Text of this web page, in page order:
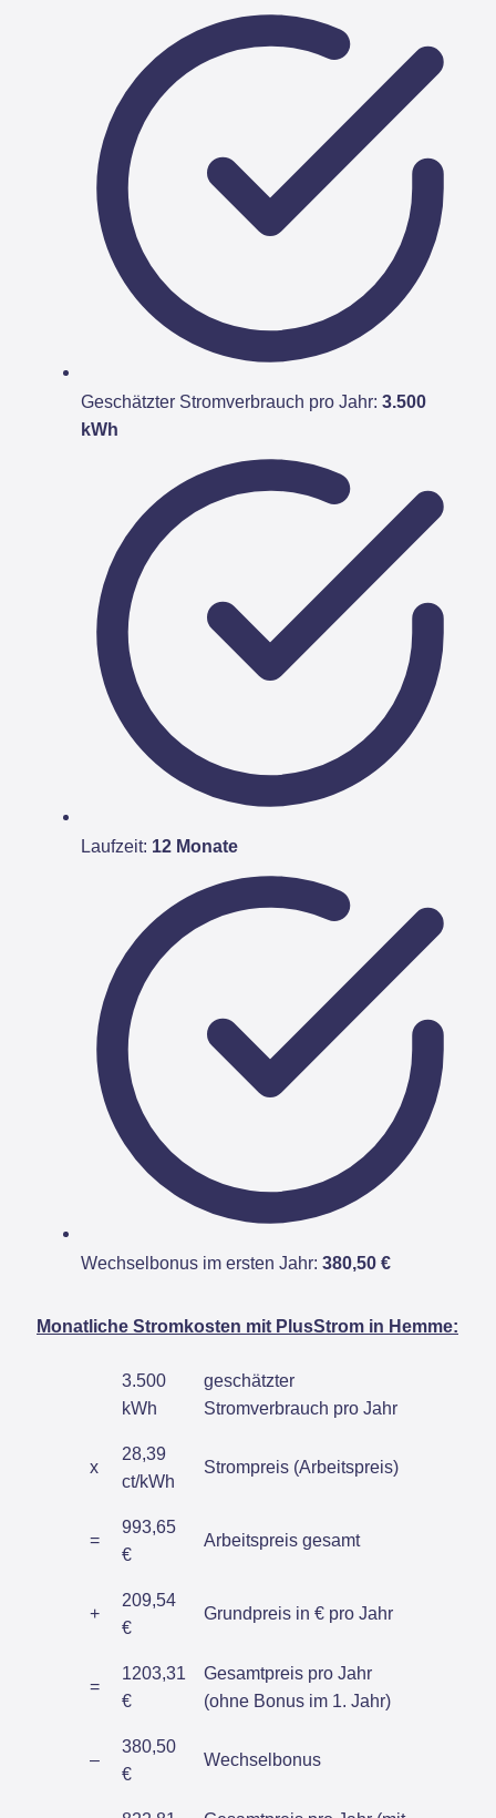
Geschätzter Stromverbrauch pro Jahr: 3.500
kWh
Laufzeit: 12 Monate
Wechselbonus im ersten Jahr: 380,50 €
Monatliche Stromkosten mit PlusStrom in Hemme:
3.500
kWh
geschätzter
Stromverbrauch pro Jahr
x
28,39
ct/kWh
Strompreis (Arbeitspreis)
=
993,65
€
Arbeitspreis gesamt
+
209,54
€
Grundpreis in € pro Jahr
=
1203,31
€
Gesamtpreis pro Jahr
(ohne Bonus im 1. Jahr)
–
380,50
€
Wechselbonus